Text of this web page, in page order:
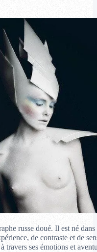
russe doué. Il est né
de contraste et de
travers ses émotions et